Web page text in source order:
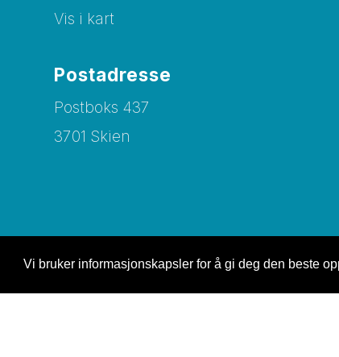
Vi bruker informasjonskapsler for å gi deg den beste
Vis i kart
Postadresse
Postboks 437
3701 Skien